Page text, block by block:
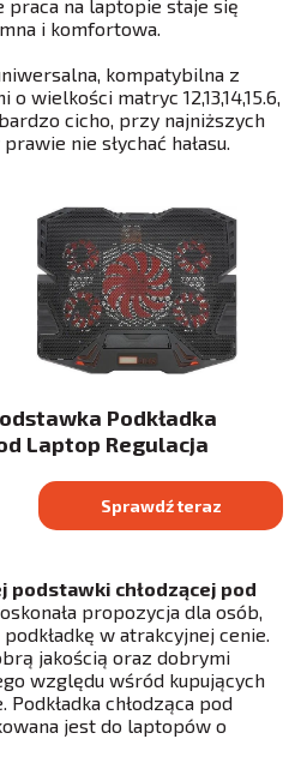
praca na laptopie staje się
i komfortowa.
kompatybilna z
wielkości matryc 12,13,14,15.6,
bardzo cicho, przy najniższych
nie słychać hałasu.
Podkładka
Laptop Regulacja
Sprawdź teraz
podstawki chłodzącej pod
propozycja dla osób,
w atrakcyjnej cenie.
jakością oraz dobrymi
względu wśród kupujących
chłodząca pod
jest do laptopów o